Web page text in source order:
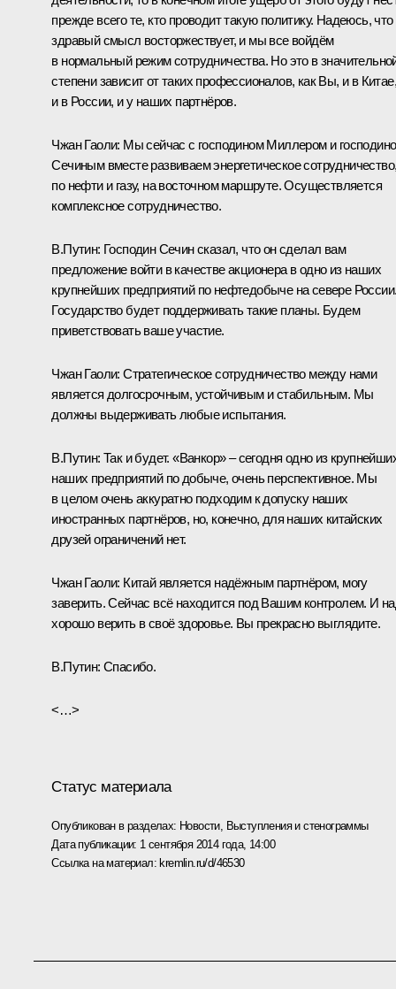
прежде всего те, кто проводит такую политику. Надеюсь, что
здравый смысл восторжествует, и мы все войдём
в нормальный режим сотрудничества. Но это в
степени зависит от таких профессионалов, как Вы, и в Китае,
и в России, и у наших партнёров.
Чжан Гаоли: Мы сейчас с господином Миллером и
Сечиным вместе развиваем энергетическое
по нефти и газу, на восточном маршруте. Осуществляется
комплексное сотрудничество.
В.Путин: Господин Сечин сказал, что он сделал вам
предложение войти в качестве акционера в одно из наших
крупнейших предприятий по нефтедобыче на севере
Государство будет поддерживать такие планы. Будем
приветствовать ваше участие.
Чжан Гаоли:Стратегическое сотрудничество между нами
является долгосрочным, устойчивым и стабильным. Мы
должны выдерживать любые испытания.
В.Путин: Так и будет. «Ванкор» – сегодня одно из
наших предприятий по добыче, очень перспективное. Мы
в целом очень аккуратно подходим к допуску наших
иностранных партнёров, но, конечно, для наших китайских
друзей ограничений нет.
Чжан Гаоли: Китай является надёжным партнёром, могу
заверить. Сейчас всё находится под Вашим контролем. И
хорошо верить в своё здоровье. Вы прекрасно выглядите.
В.Путин: Спасибо.
<…>
Статус материала
Опубликован в разделах: Новости, Выступления и стенограммы
Дата публикации: 1 сентября 2014 года, 14:00
Ссылка на материал: kremlin.ru/d/46530